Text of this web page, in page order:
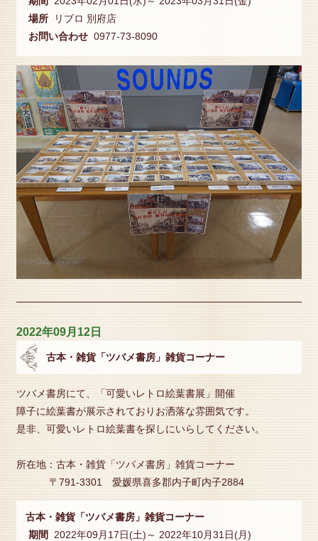
場所
リブロ 別府店
お問い合わせ 0977-73-8090
2022年09月12日
古本・雑貨「ツバメ書房」雑貨コーナー
ツバメ書房にて、「可愛いレトロ絵葉書展」開催
障子に絵葉書が展示されておりお洒落な雰囲気です。
是非、可愛いレトロ絵葉書を探しにいらしてください。
所在地：古本・雑貨「ツバメ書房」雑貨コーナー
〒791-3301 愛媛県喜多郡内子町内子2884
古本・雑貨「ツバメ書房」雑貨コーナー
期間 2022年09月17日(土)～ 2022年10月31日(月)